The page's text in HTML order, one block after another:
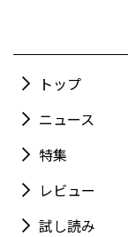
トップ
ニュース
特集
レビュー
試し読み